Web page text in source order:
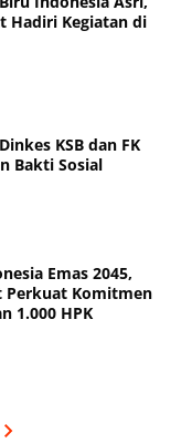
Hadiri Kegiatan di
KSB dan FK
Bakti Sosial
Emas 2045,
Perkuat Komitmen
1.000 HPK